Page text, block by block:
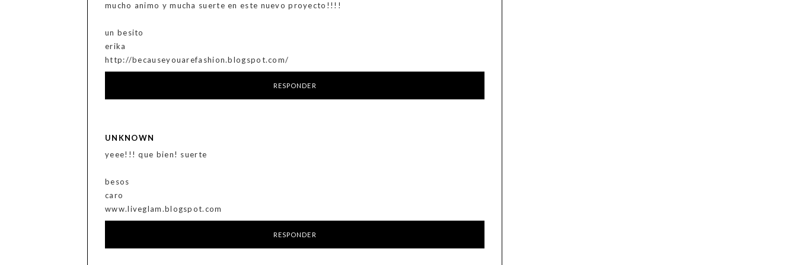
mucho animo y mucha suerte en este nuevo proyecto!!!!
un besito
erika
http://becauseyouarefashion.blogspot.com/
RESPONDER
UNKNOWN
yeee!!! que bien! suerte
besos
caro
www.liveglam.blogspot.com
RESPONDER